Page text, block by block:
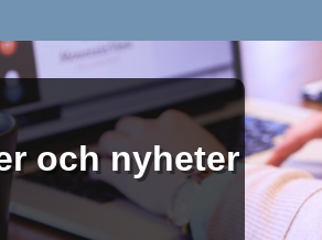
och nyheter